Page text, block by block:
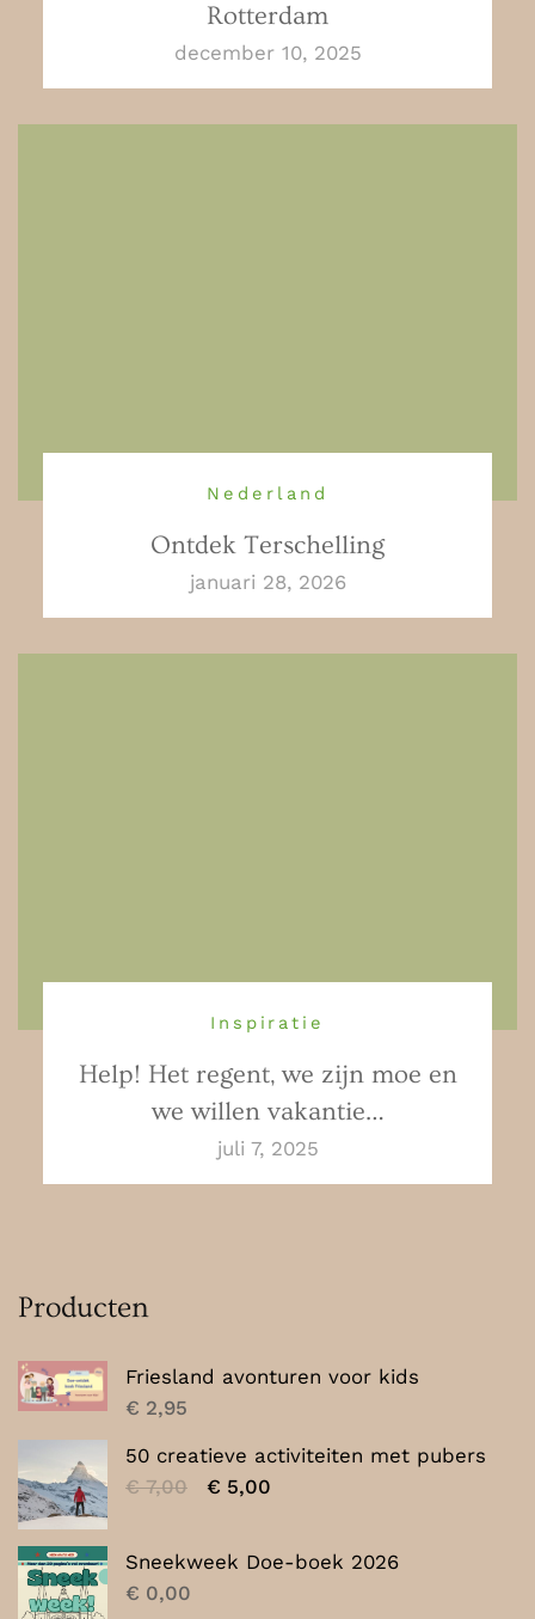
Rotterdam
december 10, 2025
Nederland
Ontdek Terschelling
januari 28, 2026
Inspiratie
Help! Het regent, we zijn moe en
we willen vakantie…
juli 7, 2025
Producten
Friesland avonturen voor kids
€ 2,95
50 creatieve activiteiten met pubers
€7,00
Oorspronkelijke
€ 7,00.
€ 5,00
€ 5,00.
Sneekweek Doe-boek 2026
€ 0,00